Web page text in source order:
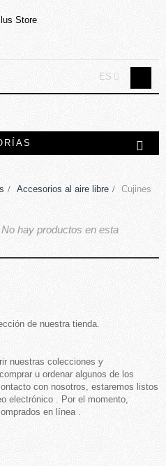
ES
> Accesorios al aire libre > Cujines
No hay productos en esta
de nuestra tienda.
nuestras colecciones y
u ordenar algunos de los
con nosotros, estaremos listos
electrónico . Por el momento,
en línea .